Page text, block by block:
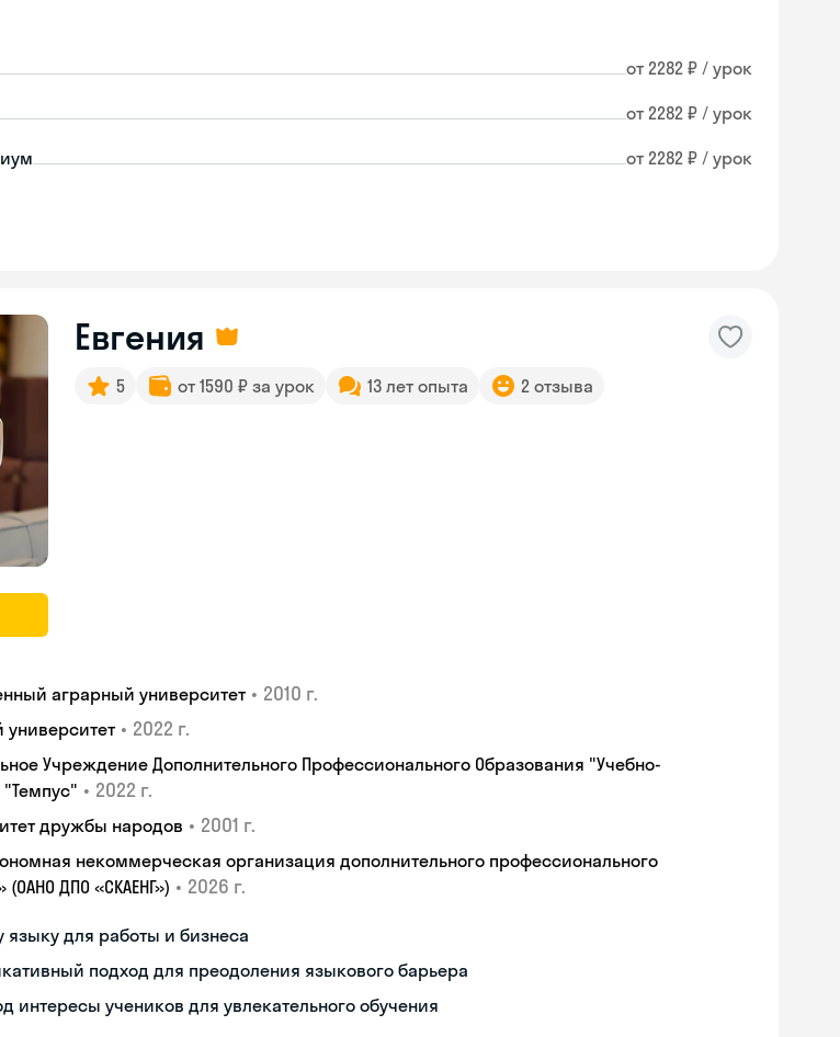
от 2282 ₽ / урок
от 2282 ₽ / урок
от 2282 ₽ / урок
Евгения
5 от 1590 ₽ за урок 13 лет опыта 2 отзыва
аграрный университет • 2010 г.
• 2022 г.
Учреждение Дополнительного Профессионального Образования "Учебно-
• 2022 г.
дружбы народов • 2001 г.
некоммерческая организация дополнительного профессионального
(ОАНО ДПО «СКАЕНГ») • 2026 г.
языку для работы и бизнеса
подход для преодоления языкового барьера
интересы учеников для увлекательного обучения